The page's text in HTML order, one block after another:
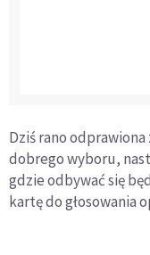
Dziś rano odprawiona
dobrego wyboru,
gdzie odbywać się
kartę do głosowania